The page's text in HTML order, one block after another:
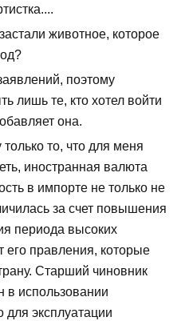
животное, которое
поэтому
лишь те, кто хотел войти
она.
то, что для меня
иностранная валюта
в импорте не только не
за счет повышения
периода высоких
правления, которые
Старший чиновник
в использовании
для эксплуатации